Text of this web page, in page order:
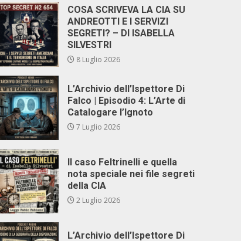
COSA SCRIVEVA LA CIA SU
ANDREOTTI E I SERVIZI
SEGRETI? – DI ISABELLA
SILVESTRI
8 Luglio 2026
L’Archivio dell’Ispettore Di
Falco | Episodio 4: L’Arte di
Catalogare l’Ignoto
7 Luglio 2026
Il caso Feltrinelli e quella
nota speciale nei file segreti
della CIA
2 Luglio 2026
L’Archivio dell’Ispettore Di